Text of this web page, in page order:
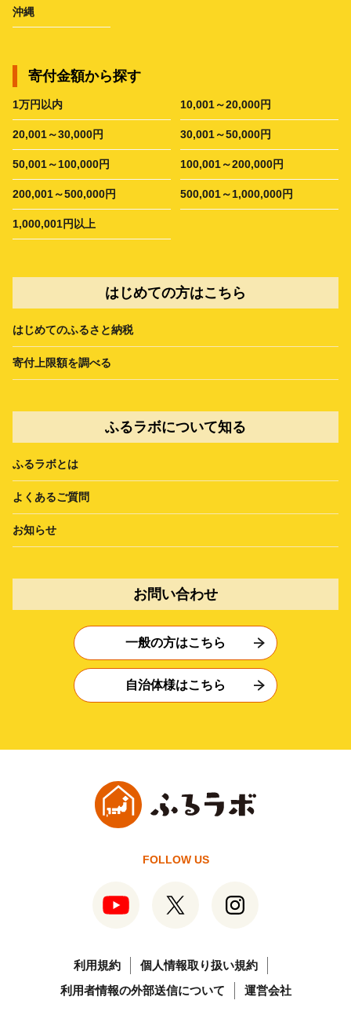
沖縄
寄付金額から探す
1万円以内 10,001～20,000円
20,001～30,000円 30,001～50,000円
50,001～100,000円 100,001～200,000円
200,001～500,000円 500,001～1,000,000円
1,000,001円以上
はじめての方はこちら
はじめてのふるさと納税
寄付上限額を調べる
ふるラボについて知る
ふるラボとは
よくあるご質問
お知らせ
お問い合わせ
一般の方はこちら
自治体様はこちら
FOLLOW US
利用規約
個人情報取り扱い規約
利用者情報の外部送信について
運営会社